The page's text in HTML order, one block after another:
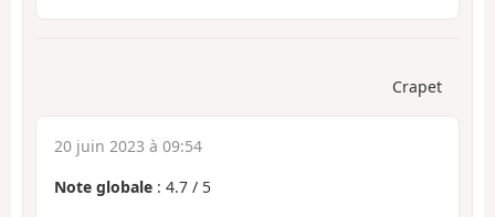
Crapet
20 juin 2023 à 09:54
Note globale : 4.7 / 5